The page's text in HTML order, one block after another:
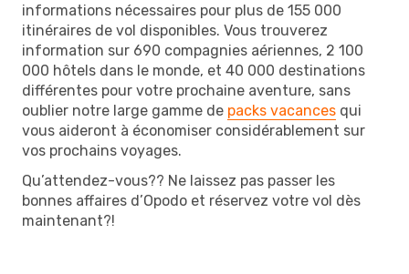
informations nécessaires pour plus de 155 000
itinéraires de vol disponibles. Vous trouverez
information sur 690 compagnies aériennes, 2 100
000 hôtels dans le monde, et 40 000 destinations
différentes pour votre prochaine aventure, sans
oublier notre large gamme de packs vacances qui
vous aideront à économiser considérablement sur
vos prochains voyages.
Qu’attendez-vous?? Ne laissez pas passer les
bonnes affaires d’Opodo et réservez votre vol dès
maintenant?!